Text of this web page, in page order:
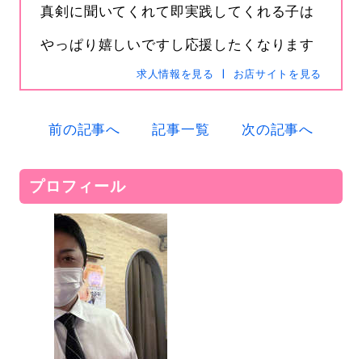
プロフィール
真剣に聞いてくれて即実践してくれる子は
やっぱり​嬉しいですし応援したくなります
求人情報を見る お店サイトを見る
前の記事へ 記事一覧 次の記事へ